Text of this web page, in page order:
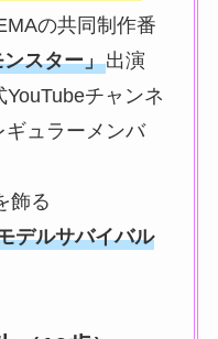
の共同制作番
スター」出演
YouTubeチャンネ
ュラーメンバ
飾る
デルサバイバル